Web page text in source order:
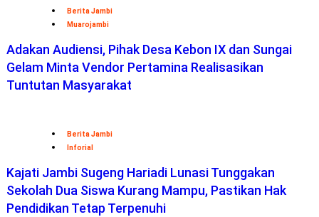
Berita Jambi
Muarojambi
Adakan Audiensi, Pihak Desa Kebon IX dan Sungai
Gelam Minta Vendor Pertamina Realisasikan
Tuntutan Masyarakat
Berita Jambi
Inforial
Kajati Jambi Sugeng Hariadi Lunasi Tunggakan
Sekolah Dua Siswa Kurang Mampu, Pastikan Hak
Pendidikan Tetap Terpenuhi